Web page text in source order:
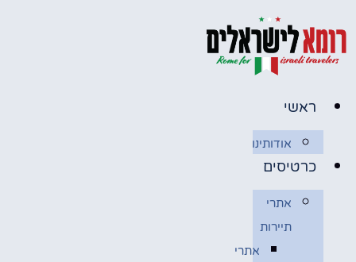
ראשי
אודותינו
כרטיסים
אתרי
תיירות
אתרי